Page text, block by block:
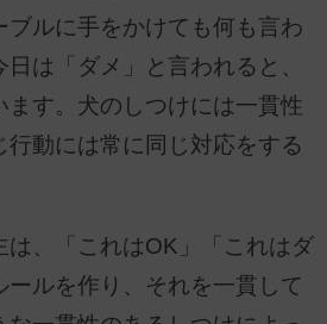
ブルに手をかけても何も言わ
は「ダメ」と言われると、
ます。犬のしつけには一貫性
行動には常に同じ対応をする
は、「これはOK」「これはダ
ールを作り、それを一貫して